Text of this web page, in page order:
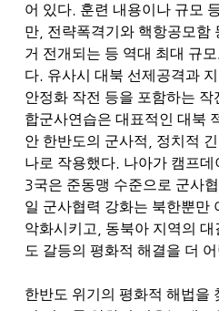
어 있다. 훈련 내용이나 규모
만 전략폭격기와 핵항공모함
거 전개되는 등 역대 최대 규
다. 유사시 대북 선제공격과
안정화 작전 등을 포함하는
합군사연습은 대표적인 대북
안 한반도의 군사적
정치적
나로 작용했다. 나아가 캠프데
3국은 준동맹 수준으로 군사
일 군사협력 강화는 북한뿐만
악화시키고
동북아 지역의
도 갈등의 평화적 해결을 더
한반도 위기의 평화적 해법을